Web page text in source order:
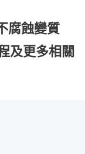
腐蝕變質
及更多相關